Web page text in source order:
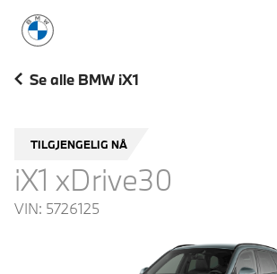
BMW Norge
Se alle BMW iX1
TILGJENGELIG NÅ
iX1 xDrive30
VIN: 5726125